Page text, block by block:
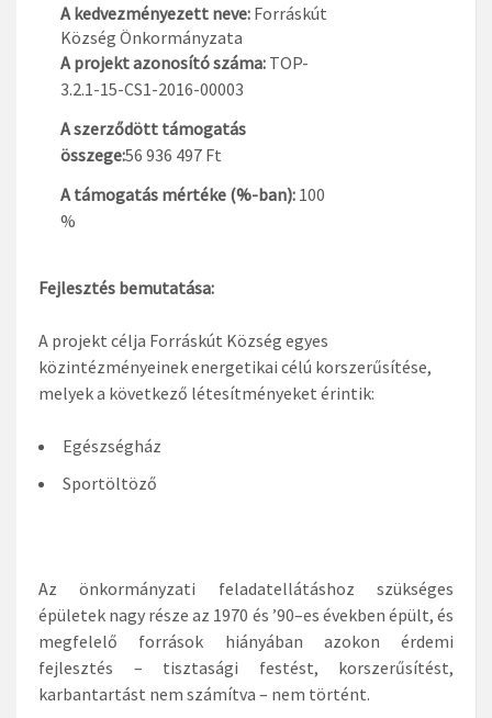
A kedvezményezett neve: Forráskút
Község Önkormányzata
A projekt azonosító száma: TOP-
3.2.1-15-CS1-2016-00003
A szerződött támogatás
összege:56 936 497 Ft
A támogatás mértéke (%-ban): 100
%
Fejlesztés bemutatása:
A projekt célja Forráskút Község egyes
közintézményeinek energetikai célú korszerűsítése,
melyek a következő létesítményeket érintik:
Egészségház
Sportöltöző
Az önkormányzati feladatellátáshoz szükséges
épületek nagy része az 1970 és ’90–es években épült, és
megfelelő források hiányában azokon érdemi
fejlesztés – tisztasági festést, korszerűsítést,
karbantartást nem számítva – nem történt.